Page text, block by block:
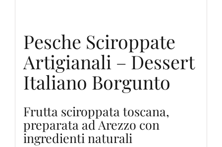
Pesche Sciroppate
Artigianali – Dessert
Italiano Borgunto
Frutta sciroppata toscana,
preparata ad Arezzo con
ingredienti naturali